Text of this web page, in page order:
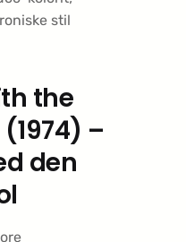
stil
the
–
den